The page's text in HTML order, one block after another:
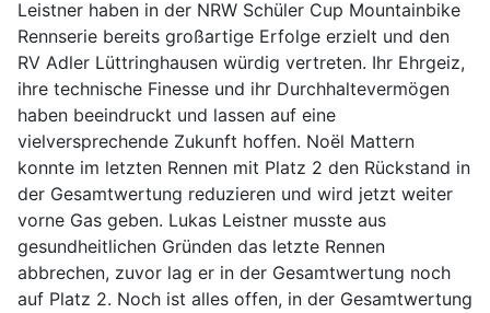
Leistner haben in der NRW Schüler Cup Mountainbike
Rennserie bereits großartige Erfolge erzielt und den
RV Adler Lüttringhausen würdig vertreten. Ihr Ehrgeiz,
ihre technische Finesse und ihr Durchhaltevermögen
haben beeindruckt und lassen auf eine
vielversprechende Zukunft hoffen. Noël Mattern
konnte im letzten Rennen mit Platz 2 den Rückstand in
der Gesamtwertung reduzieren und wird jetzt weiter
vorne Gas geben. Lukas Leistner musste aus
gesundheitlichen Gründen das letzte Rennen
abbrechen, zuvor lag er in der Gesamtwertung noch
auf Platz 2. Noch ist alles offen, in der Gesamtwertung